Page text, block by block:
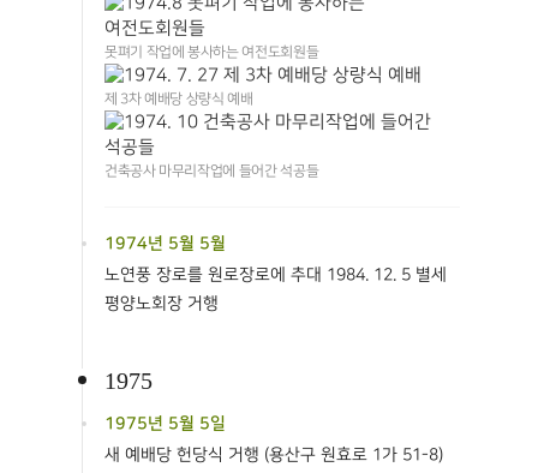
못펴기 작업에 봉사하는 여전도회원들
제 3차 예배당 상량식 예배
건축공사 마무리작업에 들어간 석공들
1974년 5월 5월
노연풍 장로를 원로장로에 추대 1984. 12. 5 별세
평양노회장 거행
1975
1975년 5월 5일
새 예배당 헌당식 거행 (용산구 원효로 1가 51-8)